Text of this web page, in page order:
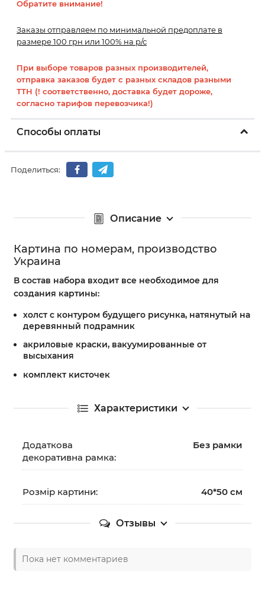
Обратите внимание!
Заказы отправляем по минимальной предоплате в
размере 100 грн или 100% на р/с
При выборе товаров разных производителей,
отправка заказов будет с разных складов разными
ТТН (! соответственно, доставка будет дороже,
согласно тарифов перевозчика!)
Способы оплаты
Поделиться:
Описание
Картина по номерам, производство
Украина
В состав набора входит все необходимое для
создания картины:
холст с контуром будущего рисунка, натянутый на
деревянный подрамник
акриловые краски, вакуумированные от
высыхания
комплект кисточек
Характеристики
Додаткова
декоративна рамка:
Без рамки
Розмір картини: 40*50 см
Отзывы
Пока нет комментариев